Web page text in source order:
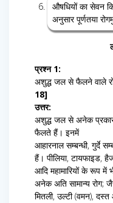
औषधियों का सेवन
अनुसार पूर्णतया
प्रश्न 1:
अशुद्ध जल से फैलने वाले
18]
उत्तर:
अशुद्ध जल से अनेक
फैलते हैं। इनमें
आहारनाल सम्बन्धी, गुर्दे
हैं। पीलिया, टायफाइड,
आदि महामारियों के रूप में
अनेक अति सामान्य रोग;
मितली, उल्टी (वमन),